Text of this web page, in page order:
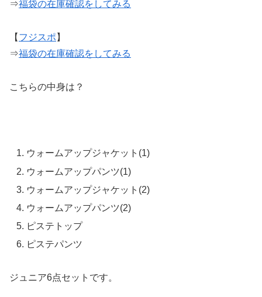
⇒福袋の在庫確認をしてみる
【 フジスポ 】
⇒福袋の在庫確認をしてみる
こちらの中身は？
ウォームアップジャケット(1)
ウォームアップパンツ(1)
ウォームアップジャケット(2)
ウォームアップパンツ(2)
ピステトップ
ピステパンツ
ジュニア6点セットです。